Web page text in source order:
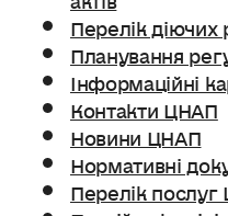
Перелік діючих
Планування
Інформаційні
Контакти ЦНАП
Новини ЦНАП
Нормативні
Перелік